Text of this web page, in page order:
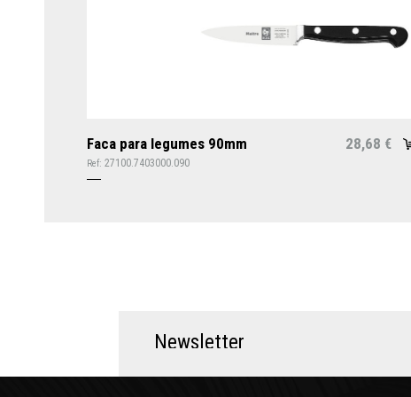
Faca para legumes 90mm 28,68 €
Ref: 27100.7403000.090
Newsletter